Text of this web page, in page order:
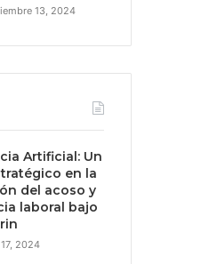
13, 2024
Artificial: Un
en la
del acoso y
laboral bajo
2024